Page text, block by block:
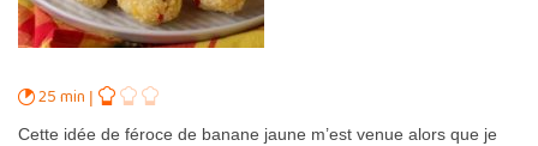
25 min
Cette idée de féroce de banane jaune m’est venue alors que je